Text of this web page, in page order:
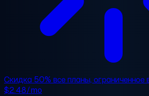
Скидка 50% все планы, ограниченное
$2.48/mo